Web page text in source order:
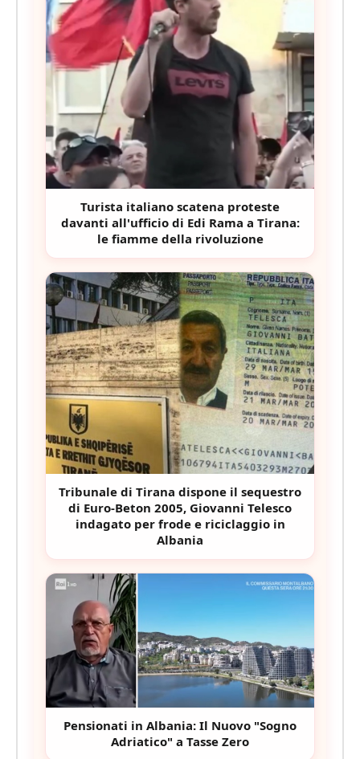
Turista italiano scatena proteste
davanti all'ufficio di Edi Rama a Tirana:
le fiamme della rivoluzione
Tribunale di Tirana dispone il sequestro
di Euro-Beton 2005, Giovanni Telesco
indagato per frode e riciclaggio in
Albania
Pensionati in Albania: Il Nuovo "Sogno
Adriatico" a Tasse Zero